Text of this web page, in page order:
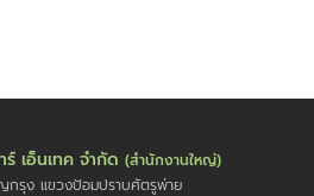
ร์ เอ็นเทค จำกัด (สำนักงานใหญ่)
กรุง แขวงป้อมปราบศัตรูพ่าย